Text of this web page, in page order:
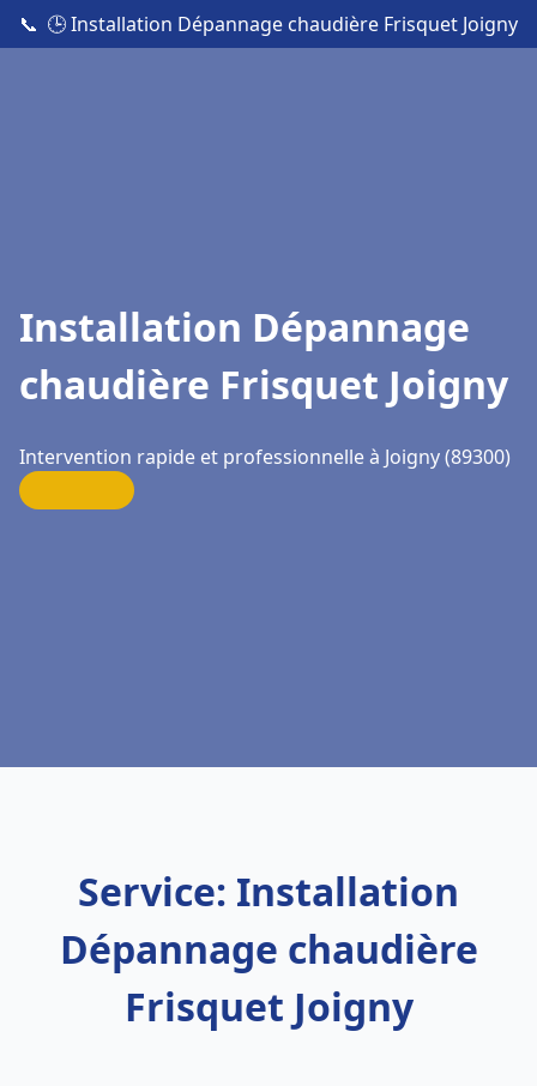
📞 🕒 Installation Dépannage chaudière Frisquet Joigny
Installation Dépannage
chaudière Frisquet Joigny
Intervention rapide et professionnelle à Joigny (89300)
Service: Installation
Dépannage chaudière
Frisquet Joigny